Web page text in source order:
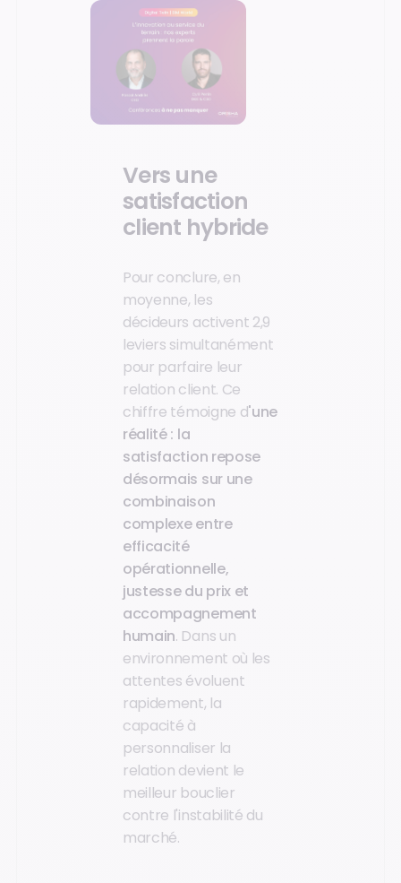
Vers une
satisfaction
client hybride
Pour conclure, en
moyenne, les
décideurs activent 2,9
leviers simultanément
pour parfaire leur
relation client. Ce
chiffre témoigne d'une
réalité : la
satisfaction repose
désormais sur une
combinaison
complexe entre
efficacité
opérationnelle,
justesse du prix et
accompagnement
humain. Dans un
environnement où les
attentes évoluent
rapidement, la
capacité à
personnaliser la
relation devient le
meilleur bouclier
contre l'instabilité du
marché.